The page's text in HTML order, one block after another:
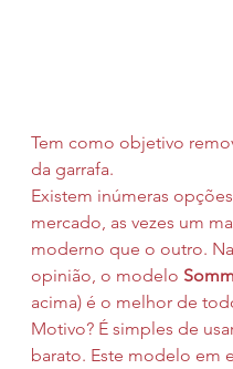
Tem como objetivo
da garrafa.
Existem inúmeras
mercado, as vezes um
moderno que o outro.
opinião, o modelo
acima) é o melhor de
Motivo? É simples de
barato. Este modelo em